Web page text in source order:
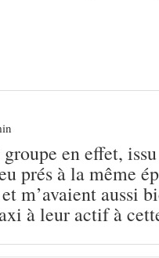
en effet,
prés à la même
m’avaient aussi
à leur actif à